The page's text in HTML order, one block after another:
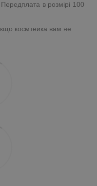
в розмірі 100
космтеика вам не